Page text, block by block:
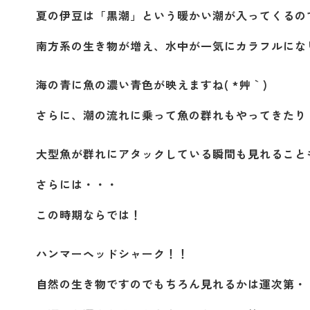
夏の伊豆は「黒潮」という暖かい潮が入ってくるの
南方系の生き物が増え、水中が一気にカラフルに
海の青に魚の濃い青色が映えますね( *´艸｀)
さらに、潮の流れに乗って魚の群れもやってきたり
大型魚が群れにアタックしている瞬間も見れるこ
さらには・・・
この時期ならでは！
ハンマーヘッドシャーク！！
自然の生き物ですのでもちろん見れるかは運次第・